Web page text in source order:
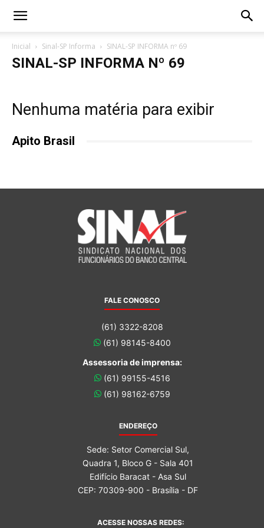
Inicial Sinal-SP Informa SINAL-SP INFORMA nº 69
SINAL-SP INFORMA Nº 69
Nenhuma matéria para exibir
Apito Brasil
FALE CONOSCO
(61) 3322-8208
(61) 98145-8400
Assessoria de imprensa:
(61) 99155-4516
(61) 98162-6759
ENDEREÇO
Sede: Setor Comercial Sul,
Quadra 1, Bloco G - Sala 401
Edifício Baracat - Asa Sul
CEP: 70309-900 - Brasília - DF
ACESSE NOSSAS REDES: